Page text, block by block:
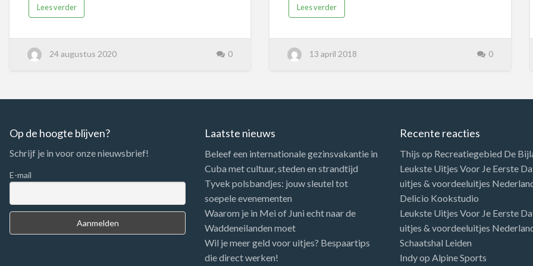
verschillende wandel-RLLY's zoals bijvoorbeeld:
D…
Lees verder
24 augustus 2020 0
toeristen, kiezen voor een rondvaartboot. Twee
uur lang op onc…
Lees verder
13 april 2018 0
Op de hoogte blijven?
Schrijf je in voor onze nieuwsbrief!
E-mail
Laatste nieuws
Beleef een internationale gezinsvakantie in
Cuba met cultuur, steden en strandtijd
Tyvek polsbandjes: jouw sleutel tot
soepele evenementen
Waarom je in Mei of Juni echt naar de
Waddeneilanden moet
Wil je meer geld voor uitjes? Bespaartips
die direct werken!
Recente reacties
Thijs op Recreatiegebied De
Leukste Uitjes Voor Je Eerste
uitjes & voordeeluitjes
Delicio Kookstudio
Leukste Uitjes Voor Je Eerste
uitjes & voordeeluitjes
Schaatshal Leiden
Indyop Alpine Sports